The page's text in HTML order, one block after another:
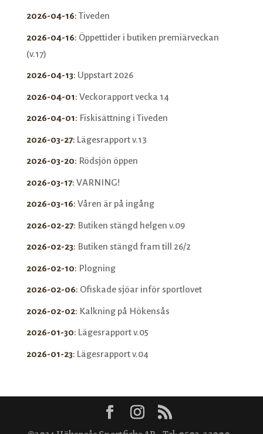
2026-04-16: Tiveden
2026-04-16: Öppettider i butiken premiärveckan
(v.17)
2026-04-13: Uppstart 2026
2026-04-01: Veckorapport vecka 14
2026-04-01: Fiskisättning i Tiveden
2026-03-27: Lägesrapport v.13
2026-03-20: Rödsjön öppen
2026-03-17: VARNING!
2026-03-16: Våren är på ingång
2026-02-27: Butiken stängd helgen v.09
2026-02-23: Butiken stängd fram till 26/2
2026-02-10: Plogning
2026-02-06: Ofiskade sjöar inför sportlovet
2026-02-02: Kalkning på Hökensås
2026-01-30: Lägesrapport v.05
2026-01-23: Lägesrapport v.04